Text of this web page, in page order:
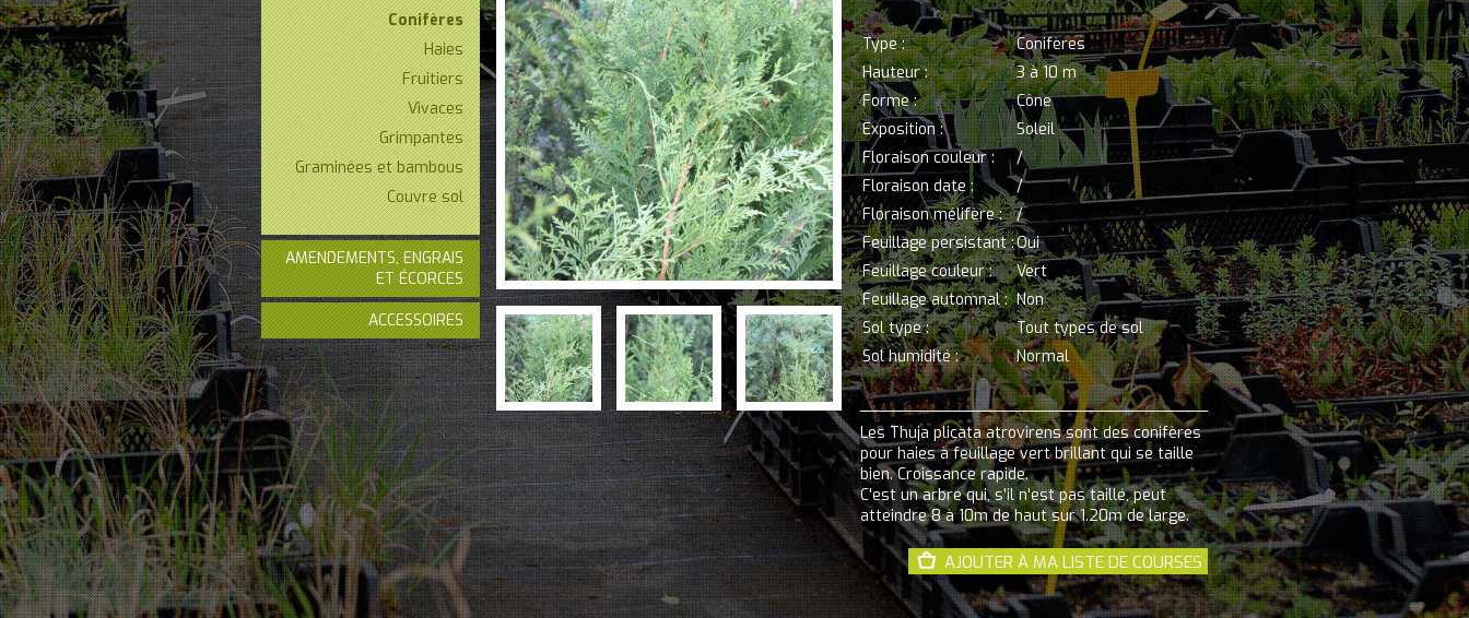
Conifères
Haies
Fruitiers
Vivaces
Grimpantes
Graminées et bambous
Couvre sol
AMENDEMENTS, ENGRAIS
ET ÉCORCES
ACCESSOIRES
Type :
Conifères
Hauteur :
3 à 10 m
Forme :
Cône
Exposition :
Soleil
Floraison couleur :
/
Floraison date :
/
Floraison mélifère :
/
Feuillage persistant :Oui
Feuillage couleur :
Vert
Feuillage automnal : Non
Sol type :
Tout types de sol
Sol humidité :
Normal
Les Thuja plicata atrovirens sont des conifères
pour haies à feuillage vert brillant qui se taille
bien. Croissance rapide.
C'est un arbre qui, s'il n'est pas taillé, peut
atteindre 8 à 10m de haut sur 1.20m de large.
AJOUTER À MA LISTE DE COURSES